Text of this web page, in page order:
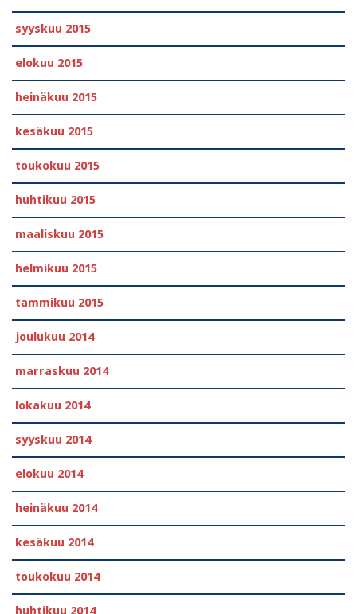
syyskuu 2015
elokuu 2015
heinäkuu 2015
kesäkuu 2015
toukokuu 2015
huhtikuu 2015
maaliskuu 2015
helmikuu 2015
tammikuu 2015
joulukuu 2014
marraskuu 2014
lokakuu 2014
syyskuu 2014
elokuu 2014
heinäkuu 2014
kesäkuu 2014
toukokuu 2014
huhtikuu 2014